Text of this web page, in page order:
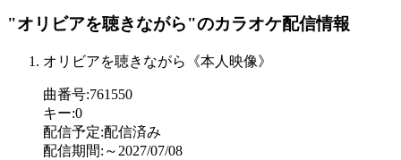
"オリビアを聴きながら"のカラオケ配信情報
オリビアを聴きながら《本人映像》
曲番号:761550
キー:0
配信予定:配信済み
配信期間: ～2027/07/08